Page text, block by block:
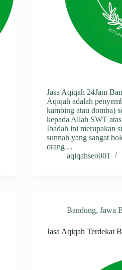
Jasa Aqiqah 24Jam
Aqiqah adalah
kambing atau domba)
kepada Allah SWT
Ibadah ini merupakan
sunnah yang sangat
orang…
aqiqahseo001
Bandung,Jawa
Jasa Aqiqah Terdekat